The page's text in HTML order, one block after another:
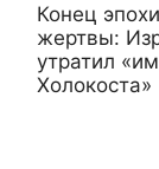
Конец
жертвы:
утратил
Холокоста»